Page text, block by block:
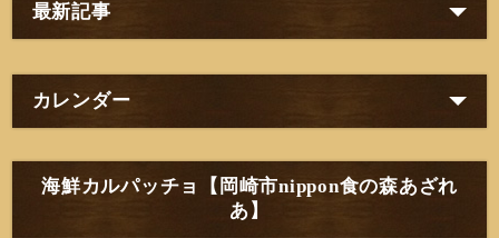
最新記事
カレンダー
海鮮カルパッチョ【岡崎市nippon食の森あざれ
あ】